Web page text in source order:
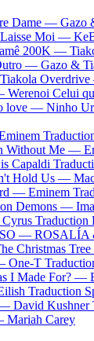
Dame — Gazo
Laisse Moi —
200K —
— Gazo &
Werenoi Celui
love — Ninho
Without Me —
Capaldi
Hold Us —
— Eminem
Demons —
— ROSALÍA
Christmas
One-T
I Made For? —
Traduction
— David Kushner
Mariah Carey